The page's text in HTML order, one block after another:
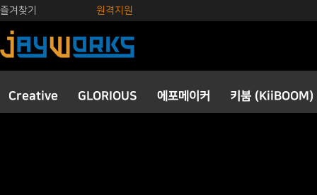
즐겨찾기 원격지원
Creative GLORIOUS 에포메이커 키붐 (KiiBOOM)